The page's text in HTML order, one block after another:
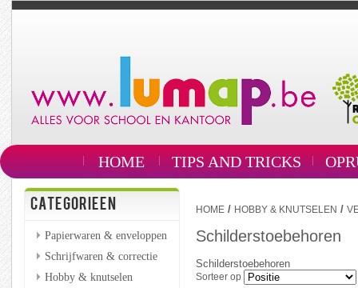
HOME TIPS AND TRICKS
CATEGORIEEN
Papierwaren & enveloppen
Schrijfwaren & correctie
Hobby & knutselen
HOME / HOBBY & KNUTSELEN /
Schilderstoebehoren
Schilderstoebehoren
Sorteer op